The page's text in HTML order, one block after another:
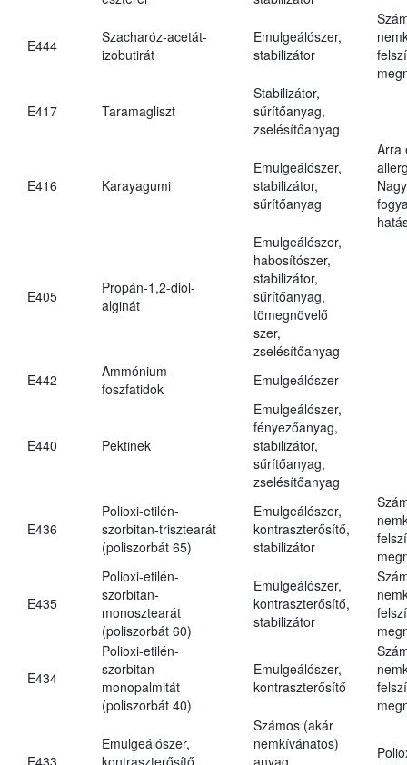
E444
Szacharóz-acetát-
izobutirát
Emulgeálószer,
stabilizátor
E417 Taramagliszt
Stabilizátor,
sűrítőanyag,
zselésítőanyag
E416 Karayagumi
Emulgeálószer,
stabilizátor,
sűrítőanyag
Arra
E405
Propán-1,2-diol-
alginát
Emulgeálószer,
habosítószer,
stabilizátor,
sűrítőanyag,
tömegnövelő
szer,
zselésítőanyag
E442
Ammónium-
foszfatidok
Emulgeálószer
E440 Pektinek
Emulgeálószer,
fényezőanyag,
stabilizátor,
sűrítőanyag,
zselésítőanyag
E436
Polioxi-etilén-
szorbitan-trisztearát
(poliszorbát 65)
Emulgeálószer,
kontraszterősítő,
stabilizátor
E435
Polioxi-etilén-
szorbitan-
monosztearát
(poliszorbát 60)
Emulgeálószer,
kontraszterősítő,
stabilizátor
E434
Polioxi-etilén-
szorbitan-
monopalmitát
(poliszorbát 40)
Emulgeálószer,
kontraszterősítő
E433
Emulgeálószer,
kontraszterősítő,
Számos (akár
nemkívánatos)
anyag